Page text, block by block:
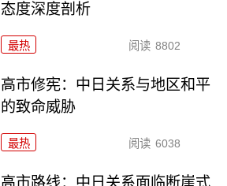
态度深度剖析
最热 阅读 8802
高市修宪：中日关系与地区和平
的致命威胁
最热 阅读 6038
高市路线：中日关系面临断崖式